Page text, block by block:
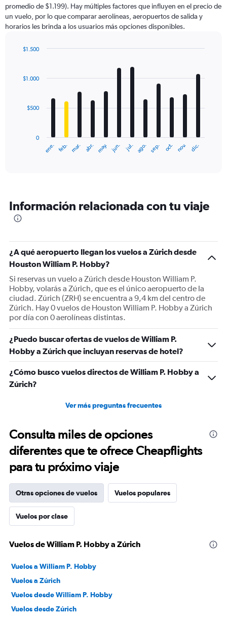
1
Y
axis
values.
to
promedio de $1.199). Hay múltiples factores que influyen en el precio de
un vuelo, por lo que comparar aerolíneas, aeropuertos de salida y
horarios les brinda a los usuarios más opciones disponibles.
with
12
The
categories.
The
Y
axis
values.
Range:
0
to
1500.
ene. feb. mar. abr. may. jun. jul. ago. sep. oct. nov. dic.
0
$500
$1.000
$1.500
Información relacionada con tu viaje
¿A qué aeropuerto llegan los vuelos a Zúrich desde
Houston William P. Hobby?
Si reservas un vuelo a Zúrich desde Houston William P.
Hobby, volarás a Zúrich, que es el único aeropuerto de la
ciudad. Zúrich (ZRH) se encuentra a 9,4 km del centro de
Zúrich. Hay 0 vuelos de Houston William P. Hobby a Zúrich
por día con 0 aerolíneas distintas.
¿Puedo buscar ofertas de vuelos de William P.
Hobby a Zúrich que incluyan reservas de hotel?
¿Cómo busco vuelos directos de William P. Hobby a
Zúrich?
Ver más preguntas frecuentes
Consulta miles de opciones
diferentes que te ofrece Cheapflights
para tu próximo viaje
Otras opciones de vuelos Vuelos populares
Vuelos por clase
Vuelos de William P. Hobby a Zúrich
Vuelos a William P. Hobby
Vuelos a Zúrich
Vuelos desde William P. Hobby
Vuelos desde Zúrich